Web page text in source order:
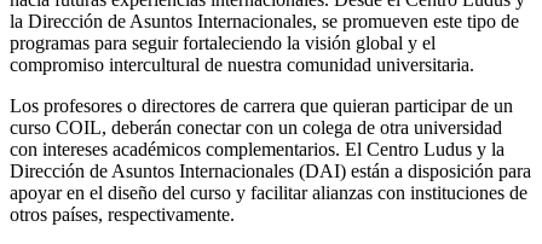
la Dirección de Asuntos Internacionales, se promueven este tipo de
programas para seguir fortaleciendo la visión global y el
compromiso intercultural de nuestra comunidad universitaria.
Los profesores o directores de carrera que quieran participar de un
curso COIL, deberán conectar con un colega de otra universidad
con intereses académicos complementarios. El Centro Ludus y la
Dirección de Asuntos Internacionales (DAI) están a disposición para
apoyar en el diseño del curso y facilitar alianzas con instituciones de
otros países, respectivamente.